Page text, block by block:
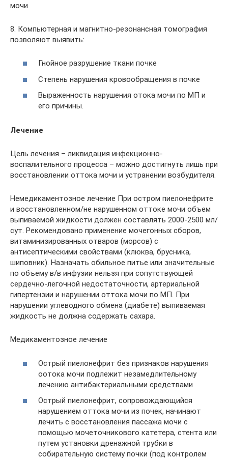
мочи
8. Компьютерная и магнитно-резонансная томография
позволяют выявить:
Гнойное разрушение ткани почке
Степень нарушения кровообращения в почке
Выраженность нарушения отока мочи по МП и
его причины.
Лечение
Цель лечения – ликвидация инфекционно-
воспалительного процесса – можно достигнуть лишь при
восстановлении оттока мочи и устранении возбудителя.
Немедикаментозное лечение При остром пиелонефрите
и восстановленном/не нарушенном оттоке мочи объем
выпиваемой жидкости должен составлять 2000-2500 мл/
сут. Рекомендовано применение мочегонных сборов,
витаминизированных отваров (морсов) с
антисептическими свойствами (клюква, брусника,
шиповник). Назначать обильное питье или значительные
по объему в/в инфузии нельзя при сопутствующей
сердечно-легочной недостаточности, артериальной
гипертензии и нарушении оттока мочи по МП. При
нарушении углеводного обмена (диабете) выпиваемая
жидкость не должна содержать сахара.
Медикаментозное лечение
Острый пиелонефрит без признаков нарушения
оотока мочи подлежит незамедлительному
лечению антибактериальными средствами
Острый пиелонефрит, сопровождающийся
нарушением оттока мочи из почек, начинают
лечить с восстановления пассажа мочи с
помощью мочеточникового катетера, стента или
путем установки дренажной трубки в
собирательную систему почки (под контролем